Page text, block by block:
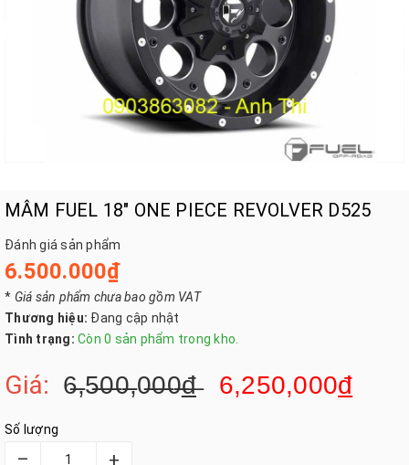
MÂM FUEL 18" ONE PIECE REVOLVER D525
Đánh giá sản phẩm
6.500.000₫
* Giá sản phẩm chưa bao gồm VAT
Thương hiệu: Đang cập nhật
Tình trạng: Còn 0 sản phẩm trong kho.
Giá: 6̶̶,5̶̶0̶̶0̶̶,0̶̶0̶̶0̶̶đ̶6,250,000đ
Số lượng
– +